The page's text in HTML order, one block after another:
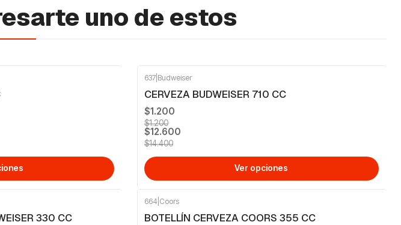
uno de estos
637| Budweiser
CERVEZA BUDWEISER 710 CC
$1.200
$1.200
$12.600
$14.400
Ver opciones
330 CC
OFF
664 Coors
BOTELLÍN CERVEZA COORS 355 CC